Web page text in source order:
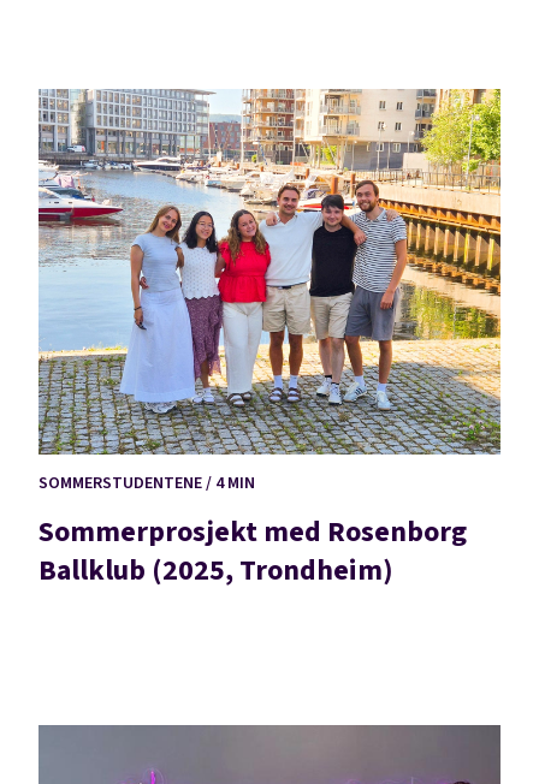
SOMMERSTUDENTENE / 4 MIN
Sommerprosjekt med Rosenborg
Ballklub (2025, Trondheim)